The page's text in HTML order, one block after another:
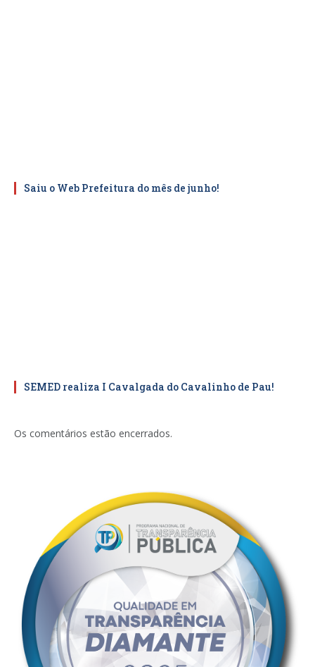
Saiu o Web Prefeitura do mês de junho!
SEMED realiza I Cavalgada do Cavalinho de Pau!
Os comentários estão encerrados.